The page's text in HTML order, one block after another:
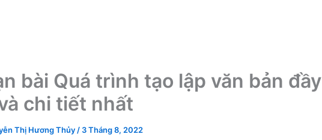
bài Quá trình tạo lập văn bản đầy
chi tiết nhất
Thị Hương Thủy / 3 Tháng 8, 2022